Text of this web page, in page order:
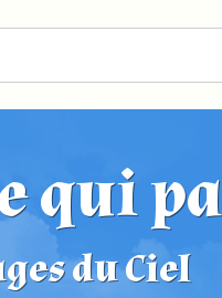
qui
du Ciel